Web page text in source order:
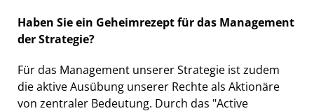
Haben Sie ein Geheimrezept für das Management
der Strategie?
Für das Management unserer Strategie ist zudem
die aktive Ausübung unserer Rechte als Aktionäre
von zentraler Bedeutung. Durch das "Active